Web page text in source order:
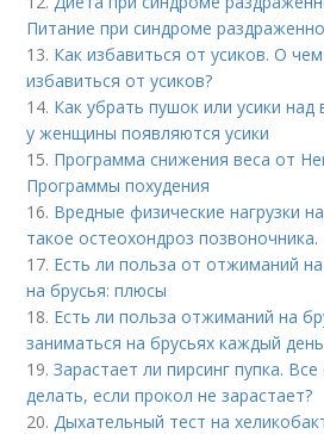
Питание при синдроме
13. Как избавиться от усиков. О
избавиться от усиков?
14. Как убрать пушок или усики
у женщины появляются усики
15. Программа снижения веса от
Программы похудения
16. Вредные физические нагрузки
такое остеохондроз позвоночника.
17. Есть ли польза от отжиманий
на брусья: плюсы
18. Есть ли польза отжиманий на
заниматься на брусьях каждый день
19.Зарастает ли пирсинг пупка.
делать, если прокол не зарастает?
20.Дыхательный тест на